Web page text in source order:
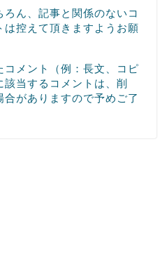
ん、記事と関係のないコ
は控えて頂きますようお願
コメント（例：長文、コピ
当するコメントは、削
がありますので予めご了